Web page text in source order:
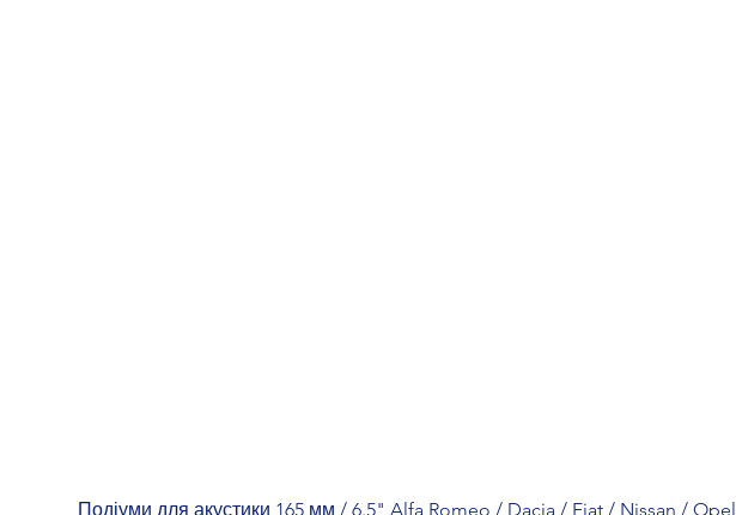
Подіуми для акустики 165 мм / 6.5" Alfa Romeo / Dacia / Fiat / Nissan / Opel